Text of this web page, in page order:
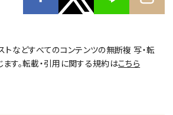
トなどすべてのコンテンツの無断複 写・転
す。転載・引用に関する規約はこちら